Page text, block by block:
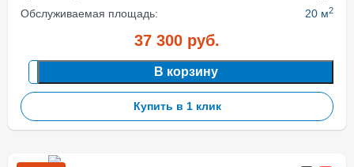
Обслуживаемая площадь:
20 м2
37 300 руб.
В корзину
Купить в 1 клик